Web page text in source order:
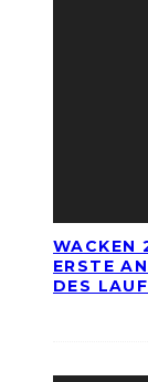
WACKEN
ERSTE
DES